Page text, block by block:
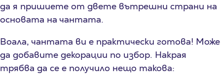
да я пришиете от двете вътрешни страни на
основата на чантата.
Воала, чантата ви е практически готова! Може
да добавите декорации по избор. Накрая
трябва да се е получило нещо такова: